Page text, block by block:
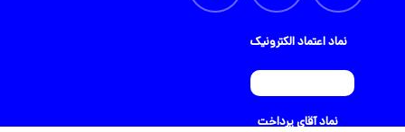
نماد اعتماد الکترونیک
نماد آقای پرداخت